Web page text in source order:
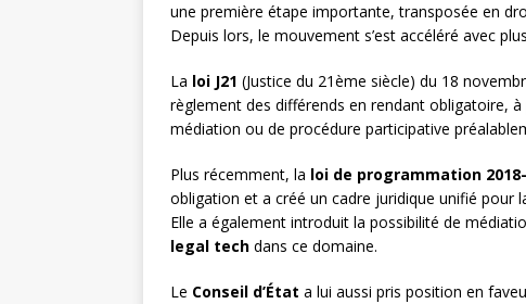
une première étape importante, transposée en
Depuis lors, le mouvement s’est accéléré avec
La loi J21 (Justice du 21ème siècle) du 18
règlement des différends en rendant obligatoire,
médiation ou de procédure participative
Plus récemment, la loi de programmation
obligation et a créé un cadre juridique unifié pour
Elle a également introduit la possibilité de
legal tech dans ce domaine.
Le Conseil d’État a lui aussi pris position en